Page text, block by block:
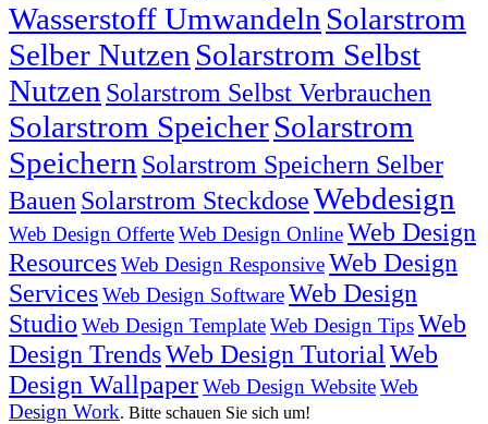
Wasserstoff Umwandeln Solarstrom
Selber Nutzen Solarstrom Selbst
Nutzen Solarstrom Selbst Verbrauchen
Solarstrom SpeicherSolarstrom
Speichern Solarstrom Speichern Selber
Bauen Solarstrom SteckdoseWebdesign
Web Design OfferteWeb Design OnlineWeb Design
ResourcesWeb Design ResponsiveWeb Design
ServicesWeb Design SoftwareWeb Design
Studio Web Design TemplateWeb Design TipsWeb
Design TrendsWeb Design Tutorial Web
Design WallpaperWeb Design WebsiteWeb
Design Work. Bitte schauen Sie sich um!